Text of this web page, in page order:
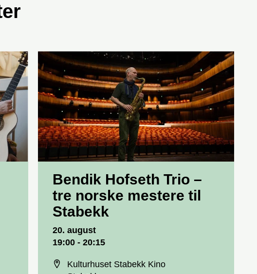
Bendik Hofseth Trio –
tre norske mestere til
Stabekk
20. august
19:00 - 20:15
Kulturhuset Stabekk Kino